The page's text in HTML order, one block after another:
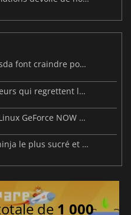
Les licenciements chez Bethesda font craindre pour ses jeux à venir
Gravelord est destiné aux joueurs qui regrettent les jeux FPS bruyants et désordonnés.
Nvidia lance une application Linux GeForce NOW native avec DLSS et ray tracing
High Fructose : le run-n-gun ninja le plus sucré et violent de 2025
de 1 000